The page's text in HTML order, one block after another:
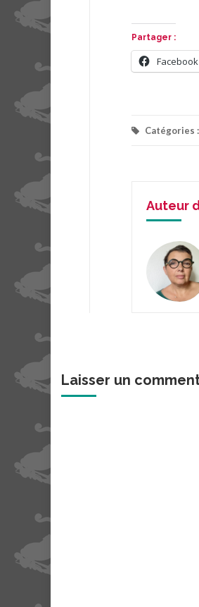
Partager :
Facebook
Catégories :
Auteur
Laisser un